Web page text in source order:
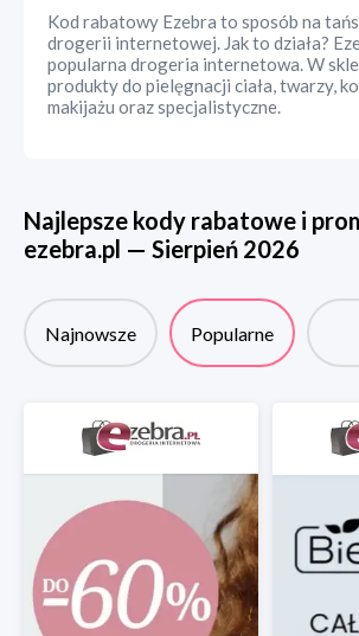
Kod rabatowy Ezebra to sposób na
drogerii internetowej. Jak to działa?
popularna drogeria internetowa. W
produkty do pielęgnacji ciała, twarzy,
makijażu oraz specjalistyczne.
Najlepsze kody rabatowe i
ezebra.pl — Sierpień 2026
Najnowsze Popularne